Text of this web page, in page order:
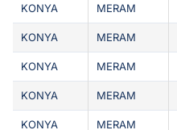
KONYA MERAM
KONYA MERAM
KONYA MERAM
KONYA MERAM
KONYA MERAM